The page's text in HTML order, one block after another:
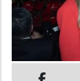
MULTIMEDIA